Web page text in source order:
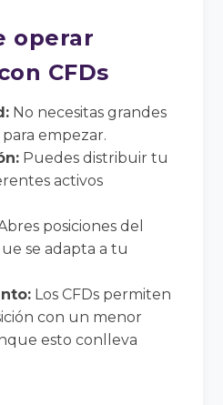
operar
CFDs
No necesitas grandes
empezar.
Puedes distribuir tu
activos
posiciones del
se adapta a tu
Los CFDs permiten
con un menor
esto conlleva